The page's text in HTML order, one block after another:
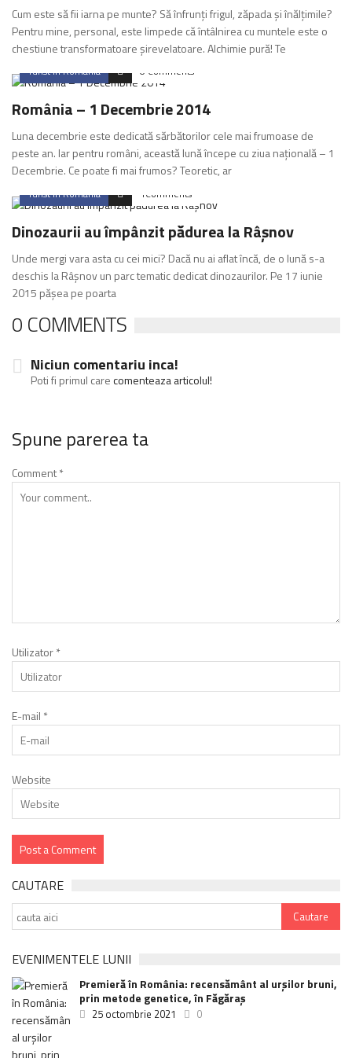
Cum este să fii iarna pe munte? Să înfrunți frigul, zăpada și înălțimile?
Pentru mine, personal, este limpede că întâlnirea cu muntele este o
chestiune transformatoare șirevelatoare. Alchimie pură! Te
Turist in Romania 0 Comments
România – 1 Decembrie 2014
Luna decembrie este dedicată sărbătorilor cele mai frumoase de
peste an. Iar pentru români, această lună începe cu ziua naţională – 1
Decembrie. Ce poate fi mai frumos? Teoretic, ar
Turist in Romania 1Comments
Dinozaurii au împânzit pădurea la Râșnov
Unde mergi vara asta cu cei mici? Dacă nu ai aflat încă, de o lună s-a
deschis la Râșnov un parc tematic dedicat dinozaurilor. Pe 17 iunie
2015 pășea pe poarta
0 COMMENTS
Niciun comentariu inca!
Poti fi primul carecomenteaza articolul!
Spune parerea ta
Comment*
Utilizator*
E-mail *
Website
CAUTARE
EVENIMENTELE LUNII
Premieră în România: recensământ al urșilor bruni,
prin metode genetice, în Făgăraș
25 octombrie 2021 0